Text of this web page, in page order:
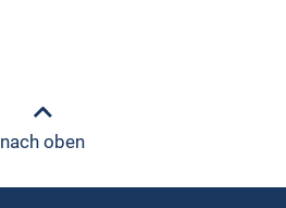
nach oben